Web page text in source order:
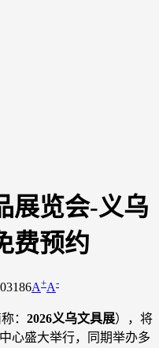
展览会-义乌
费预约
3186A+A-
： 2026义乌文具展），将
心盛大举行，同期举办多